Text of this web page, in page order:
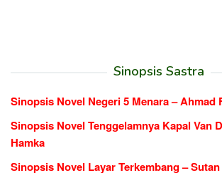
Sinopsis Sastra
Sinopsis Novel Negeri 5 Menara – Ahmad
Sinopsis Novel Tenggelamnya Kapal Van
Hamka
Sinopsis Novel Layar Terkembang –